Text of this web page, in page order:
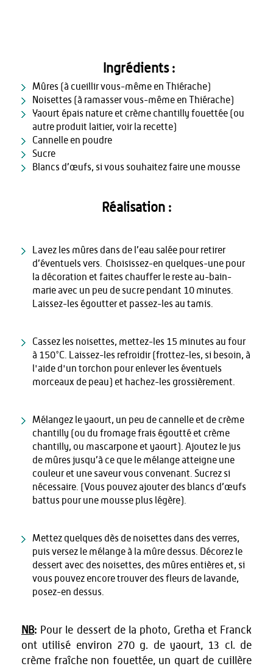
Ingrédients :
Mûres (à cueillir vous-même en Thiérache)
Noisettes (à ramasser vous-même en Thiérache)
Yaourt épais nature et crème chantilly fouettée (ou
autre produit laitier, voir la recette)
Cannelle en poudre
Sucre
Blancs d’œufs, si vous souhaitez faire une mousse
Réalisation :
Lavez les mûres dans de l’eau salée pour retirer
d’éventuels vers. Choisissez-en quelques-une pour
la décoration et faites chauffer le reste au-bain-
marie avec un peu de sucre pendant 10 minutes.
Laissez-les égoutter et passez-les au tamis.
Cassez les noisettes, mettez-les 15 minutes au four
à 150°C. Laissez-les refroidir (frottez-les, si besoin, à
l'aide d'un torchon pour enlever les éventuels
morceaux de peau) et hachez-les grossièrement.
Mélangez le yaourt, un peu de cannelle et de crème
chantilly (ou du fromage frais égoutté et crème
chantilly, ou mascarpone et yaourt). Ajoutez le jus
de mûres jusqu’à ce que le mélange atteigne une
couleur et une saveur vous convenant. Sucrez si
nécessaire. (Vous pouvez ajouter des blancs d’œufs
battus pour une mousse plus légère).
Mettez quelques dès de noisettes dans des verres,
puis versez le mélange à la mûre dessus. Décorez le
dessert avec des noisettes, des mûres entières et, si
vous pouvez encore trouver des fleurs de lavande,
posez-en dessus.
NB: Pour le dessert de la photo, Gretha et Franck
ont utilisé environ 270 g. de yaourt, 13 cl. de
crème fraîche non fouettée, un quart de cuillère